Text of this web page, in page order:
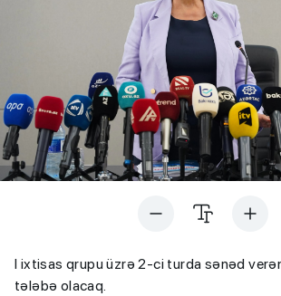
I ixtisas qrupu üzrə 2-ci turda sənəd
tələbə olacaq.